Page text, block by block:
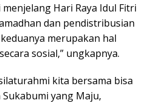
Hari Raya Idul Fitri
dan pendistribusian
merupakan hal
sosial,” ungkapnya.
kita bersama bisa
yang Maju,